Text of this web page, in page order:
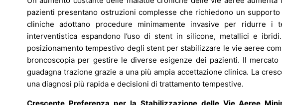
pazienti presentano ostruzioni complesse che richiedono un
cliniche adottano procedure minimamente invasive per ridurre
interventistica espandono l’uso di stent in silicone, metallici e
posizionamento tempestivo degli stent per stabilizzare le vie aeree
broncoscopia per gestire le diverse esigenze dei pazienti. Il
guadagna trazione grazie a una più ampia accettazione clinica. La
una diagnosi più rapida e decisioni di trattamento tempestive.